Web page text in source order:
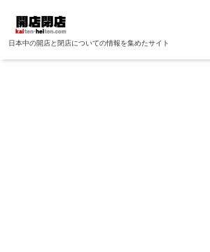
日本中の開店と閉店についての情報を集めたサイト